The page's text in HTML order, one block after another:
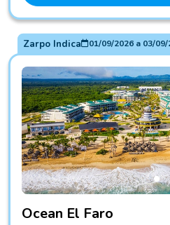
Zarpo Indica 01/09/2026a 03/09/
Ocean El Faro